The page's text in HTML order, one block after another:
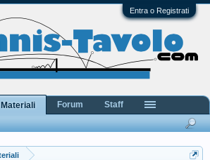
Entra o Registrati
Forum Staff